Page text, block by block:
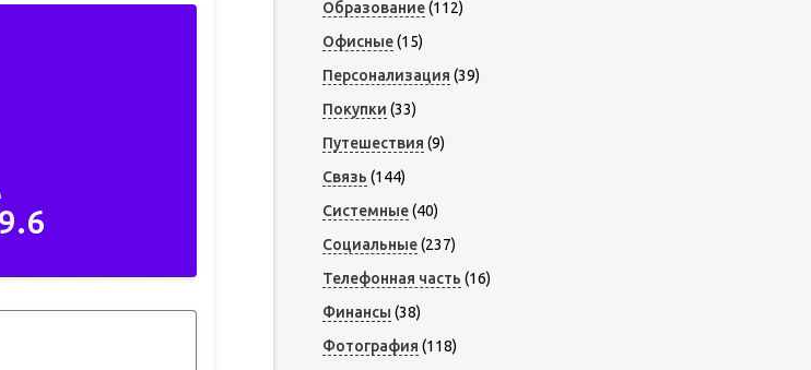
Образование(112)
Офисные(15)
Персонализация (39)
Покупки (33)
Путешествия (9)
Связь (144)
Системные(40)
Социальные(237)
Телефонная часть (16)
Финансы (38)
Фотография (118)